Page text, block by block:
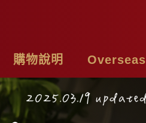
購物說明
購物須知
Overseas
Chicken Essence